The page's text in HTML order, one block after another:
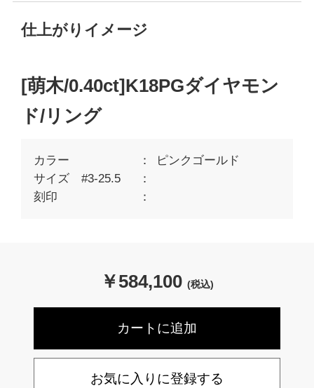
仕上がりイメージ
[萌木/0.40ct]K18PGダイヤモン
ド/リング
カラー
ピンクゴールド
サイズ #3-25.5
刻印
￥584,100 (税込)
お気に入りに登録する